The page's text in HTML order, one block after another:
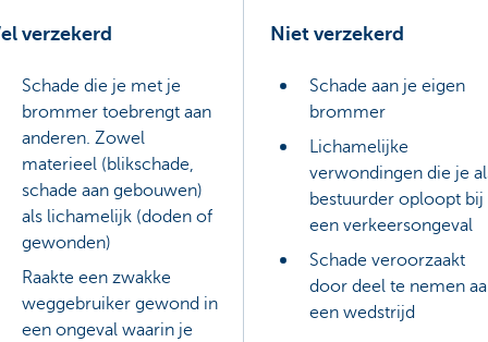
verzekerd
Schade die je met je
brommer toebrengt aan
anderen. Zowel
materieel (blikschade,
schade aan gebouwen)
als lichamelijk (doden of
gewonden)
Raakte een zwakke
weggebruiker gewond in
een ongeval waarin je
Niet verzekerd
Schade aan je eigen
brommer
Lichamelijke
verwondingen die je
bestuurder oploopt bij
een verkeersongeval
Schade veroorzaakt
door deel te nemen
een wedstrijd